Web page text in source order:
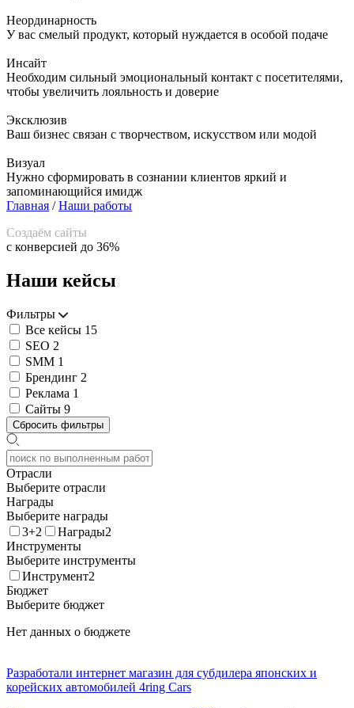
Неординарность
У вас смелый продукт, который нуждается в особой подаче
Инсайт
Необходим сильный эмоциональный контакт с посетителями,
чтобы увеличить лояльность и доверие
Эксклюзив
Ваш бизнес связан с творчеством, искусством или модой
Визуал
Нужно сформировать в сознании клиентов яркий и
запоминающийся имидж
Главная /Наши работы
Создаём сайты
с конверсией до 36%
Наши кейсы
Фильтры
Все кейсы 15
SEO 2
SMM 1
Брендинг 2
Реклама 1
Сайты 9
Сбросить фильтры
Отрасли
Выберите отрасли
Награды
Выберите награды
3+2
Награды2
Инструменты
Выберите инструменты
Инструмент2
Бюджет
Выберите бюджет
Нет данных о бюджете
Разработали интернет магазин для субдилера японских и
корейских автомобилей 4ring Cars